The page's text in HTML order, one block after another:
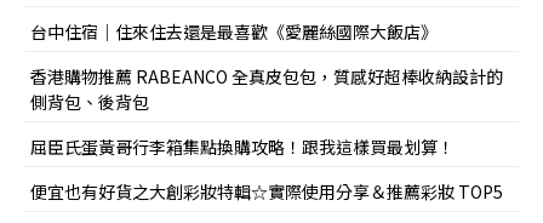
台中住宿｜住來住去還是最喜歡《愛麗絲國際大飯店》
香港購物推薦 RABEANCO 全真皮包包，質感好超棒收納設計的
側背包、後背包
屈臣氏蛋黃哥行李箱集點換購攻略！跟我這樣買最划算！
便宜也有好貨之大創彩妝特輯☆實際使用分享＆推薦彩妝 TOP5